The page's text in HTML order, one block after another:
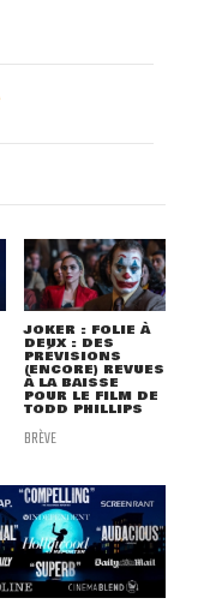
JOKER : FOLIE À
DEUX : DES
PRÉVISIONS
(ENCORE) REVUES
À LA BAISSE
POUR LE FILM DE
TODD PHILLIPS
BRÈVE